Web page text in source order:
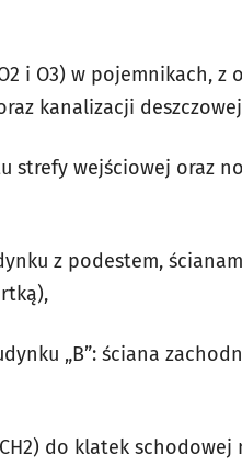
i O3) w pojemnikach,
kanalizacji
strefy wejściowej oraz
z podestem,
„B”: ściana
do klatek schodowej